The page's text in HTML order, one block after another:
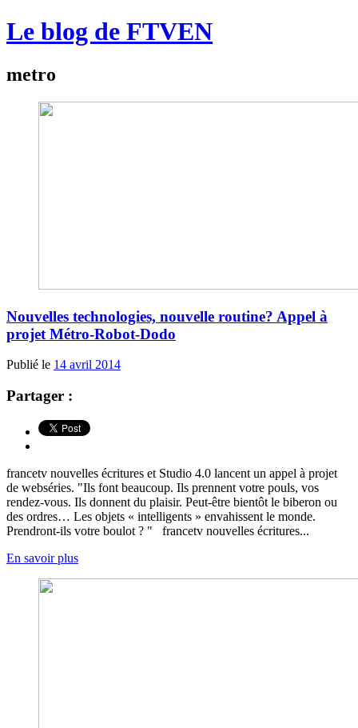
Le blog de FTVEN
metro
Nouvelles technologies, nouvelle routine? Appel à
projet Métro-Robot-Dodo
Publié le 14 avril 2014
Partager :
francetv nouvelles écritures et Studio 4.0 lancent un appel à projet
de webséries. "Ils font beaucoup. Ils prennent votre pouls, vos
rendez-vous. Ils donnent du plaisir. Peut-être bientôt le biberon ou
des ordres… Les objets « intelligents » envahissent le monde.
Prendront-ils votre boulot ? " francetv nouvelles écritures...
En savoir plus